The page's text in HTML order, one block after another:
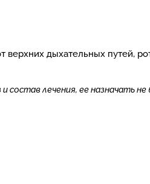
верхних дыхательных путей,
состав лечения, ее назначать не